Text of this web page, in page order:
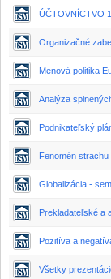
ÚČTOVNÍCTVO
Organizačné
Menová politika
Analýza
Podnikateľský
Fenomén
Globalizácia -
Prekladateľské a
Pozitíva a
Všetky